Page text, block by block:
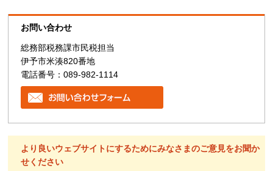
お問い合わせ
総務部税務課市民税担当
伊予市米湊820番地
電話番号：089-982-1114
より良いウェブサイトにするためにみなさまのご意見をお聞か
せください